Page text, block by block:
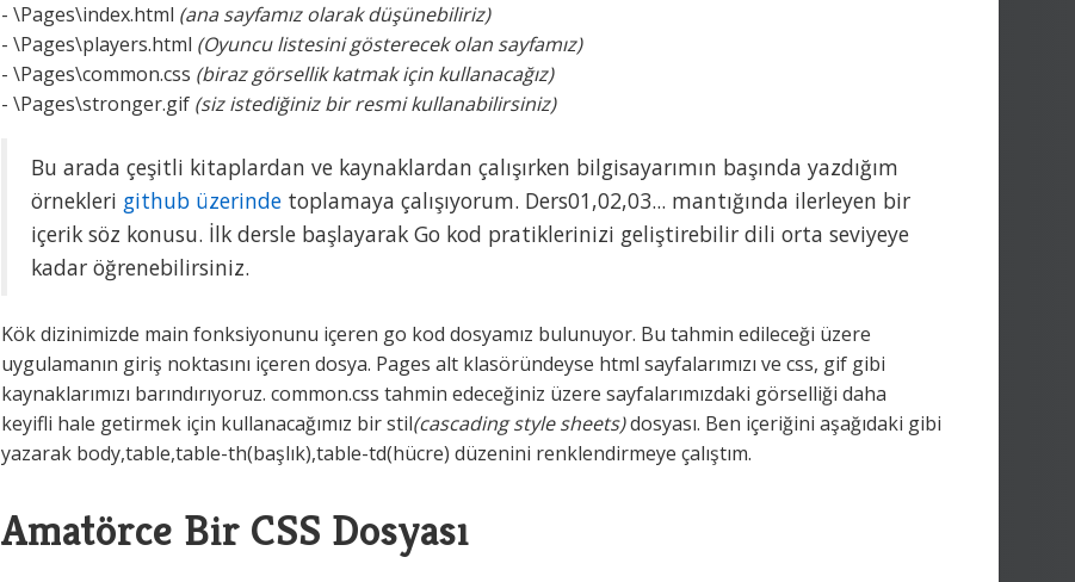
- \Pages\index.html (ana sayfamız olarak düşünebiliriz)
- \Pages\players.html (Oyuncu listesini gösterecek olan sayfamız)
- \Pages\common.css (biraz görsellik katmak için kullanacağız)
- \Pages\stronger.gif (siz istediğiniz bir resmi kullanabilirsiniz)
Bu arada çeşitli kitaplardan ve kaynaklardan çalışırken bilgisayarımın başında yazdığım
örnekleri github üzerinde toplamaya çalışıyorum. Ders01,02,03... mantığında ilerleyen bir
içerik söz konusu. İlk dersle başlayarak Go kod pratiklerinizi geliştirebilir dili orta seviyeye
kadar öğrenebilirsiniz.
Kök dizinimizde main fonksiyonunu içeren go kod dosyamız bulunuyor. Bu tahmin edileceği üzere
uygulamanın giriş noktasını içeren dosya. Pages alt klasöründeyse html sayfalarımızı ve css, gif gibi
kaynaklarımızı barındırıyoruz. common.css tahmin edeceğiniz üzere sayfalarımızdaki görselliği daha
keyifli hale getirmek için kullanacağımız bir stil(cascading style sheets)dosyası. Ben içeriğini aşağıdaki gibi
yazarak body,table,table-th(başlık),table-td(hücre) düzenini renklendirmeye çalıştım.
Amatörce Bir CSS Dosyası